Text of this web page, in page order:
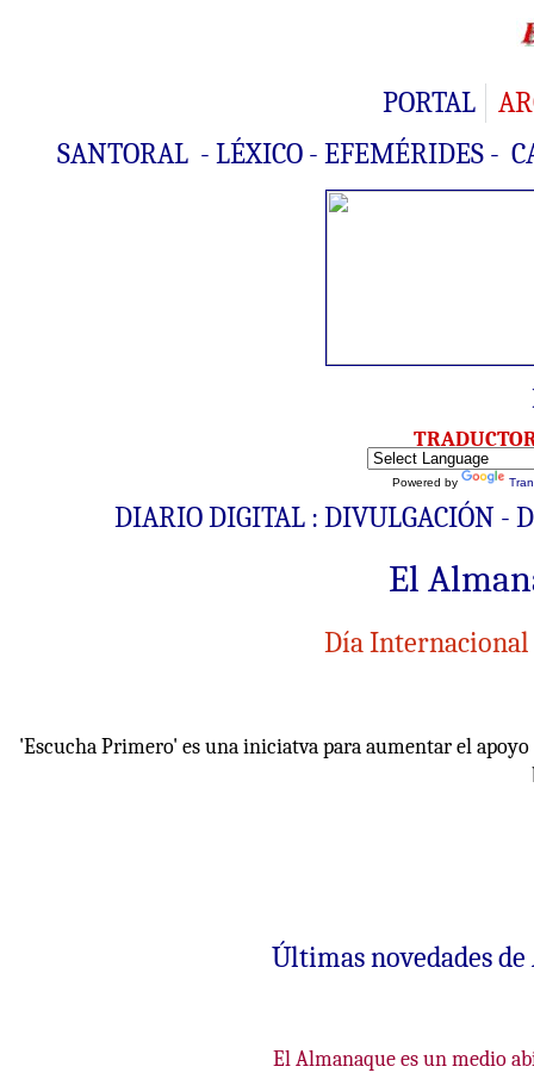
PORTAL
SANTORAL - LÉXICO - EFEMÉRIDES -
Powered by
DIARIO DIGITAL : DIVULGACIÓN -
El
Día
'Escucha Primero' es una iniciatva para aumentar el
Últimas novedades de
El Almanaque es un medio